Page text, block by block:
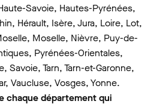
Savoie, Hautes-Pyrénées,
Hérault, Isère, Jura, Loire, Lot,
Moselle, Nièvre, Puy-de-
Pyrénées-Orientales,
Savoie, Tarn, Tarn-et-Garonne,
Vaucluse, Vosges, Yonne.
chaque département qui